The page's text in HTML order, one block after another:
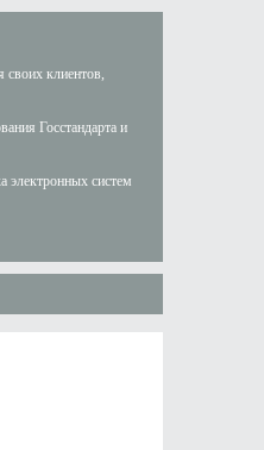
своих клиентов,
Госстандарта и
электронных систем